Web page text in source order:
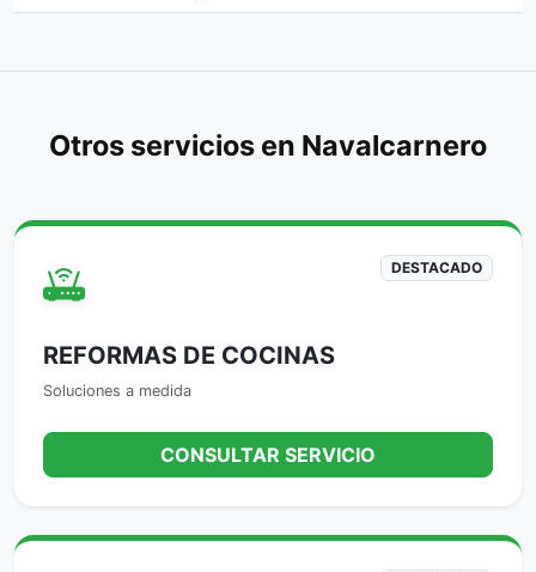
Otros servicios en Navalcarnero
DESTACADO
REFORMAS DE COCINAS
Soluciones a medida
CONSULTAR SERVICIO